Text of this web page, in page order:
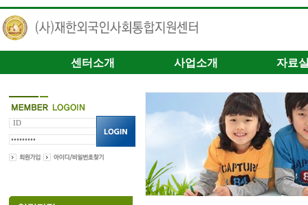
센터소개 사업소개 자료